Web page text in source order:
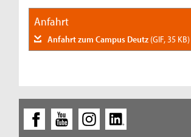
Anfahrt
Anfahrt zum Campus Deutz (GIF, 35 KB)